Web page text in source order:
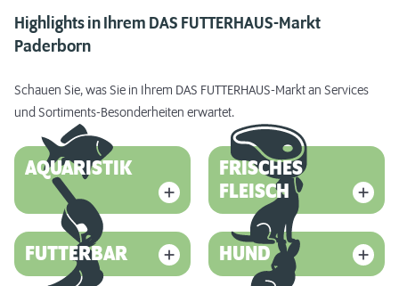
Highlights in Ihrem DAS FUTTERHAUS-Markt
Paderborn
Schauen Sie, was Sie in Ihrem DAS FUTTERHAUS-Markt an Services
und Sortiments-Besonderheiten erwartet.
AQUARISTIK
FRISCHES
FLEISCH
FUTTERBAR HUND